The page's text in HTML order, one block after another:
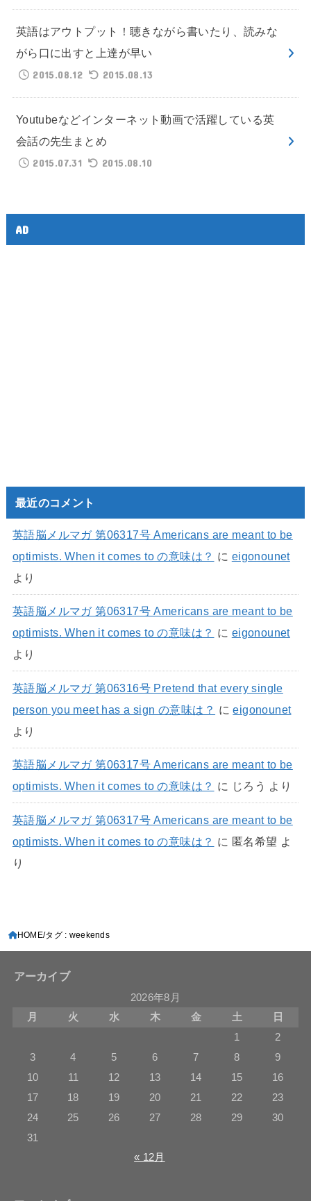
英語はアウトプット！聴きながら書いたり、読みな
がら口に出すと上達が早い
2015.08.12
2015.08.13
Youtubeなどインターネット動画で活躍している英
会話の先生まとめ
2015.07.31
2015.08.10
AD
最近のコメント
英語脳メルマガ 第06317号 Americans are meant to be
optimists. When it comes to の意味は？ に eigonounet
より
英語脳メルマガ 第06317号 Americans are meant to be
optimists. When it comes to の意味は？ に eigonounet
より
英語脳メルマガ 第06316号 Pretend that every single
person you meet has a sign の意味は？ にeigonounet
より
英語脳メルマガ 第06317号 Americans are meant to be
optimists. When it comes to の意味は？ に じろう より
英語脳メルマガ 第06317号 Americans are meant to be
optimists. When it comes to の意味は？ に 匿名希望 よ
り
HOME タグ : weekends
アーカイブ
2026年8月
月
火 水 木 金 土
日
1
2
3
4 5 6 7 8
9
10
11 12 13 14 15
16
17
18 19 20 21 22
23
24
25 26 27 28 29
30
31
« 12月